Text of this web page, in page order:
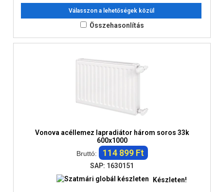
Válasszon a lehetőségek közül
Összehasonlítás
Vonova acéllemez lapradiátor három soros 33k
600x1000
Bruttó:
114 899 Ft
SAP: 1630151
Készleten!